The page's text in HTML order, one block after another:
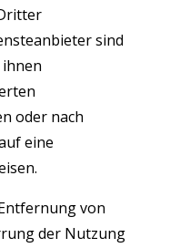
sind
oder nach
eine
von
der Nutzung